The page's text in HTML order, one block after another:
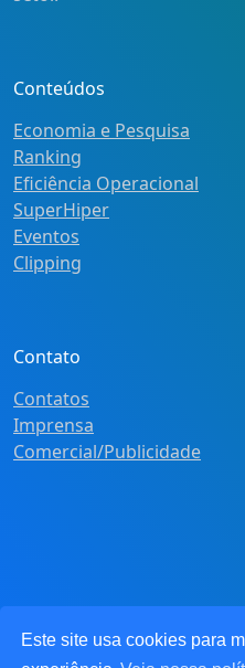
Este site usa cookies para
Conteúdos
Economia e Pesquisa
Ranking
Eficiência Operacional
SuperHiper
Eventos
Clipping
Contato
Contatos
Imprensa
Comercial/Publicidade
Pot&Pracy .